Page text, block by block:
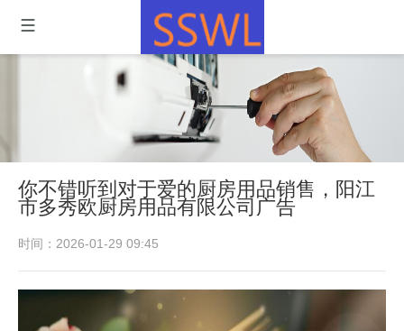
你不错听到对于爱的厨房用品销售，阳江
市多秀欧厨房用品有限公司广告
时间：2026-01-29 09:45